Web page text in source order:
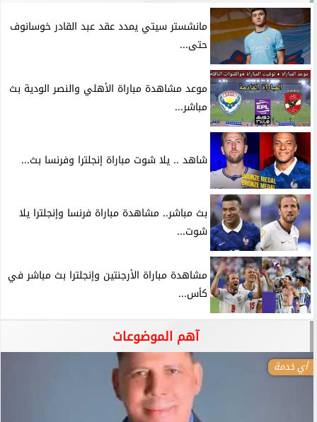
مانشستر سيتي يمدد عقد عبد القادر خوسانوف
حتى...
موعد مشاهدة مباراة الأهلي والنصر الودية بث
مباشر...
شاهد .. يلا شوت مباراة إنجلترا وفرنسا بث...
بث مباشر.. مشاهدة مباراة فرنسا وإنجلترا يلا
شوت...
مشاهدة مباراة الأرجنتين وإنجلترا بث مباشر في
كأس...
آهم الموضوعات
أي خدمة